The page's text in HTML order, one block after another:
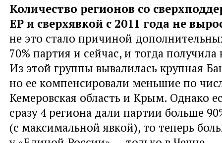
Количество регионов со
ЕР и сверхявкой с 2011 года не
не это стало причиной
70% партия и сейчас, и тогда получила
Из этой группы вывалилась крупная
но ее компенсировали меньшие по
Кемеровская область и Крым. Однако
сразу 4 региона дали партии больше
(с максимальной явкой), то теперь